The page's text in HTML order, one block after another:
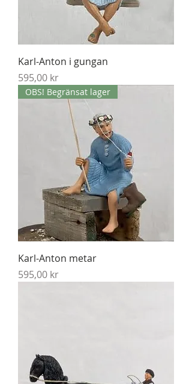
Karl-Anton i gungan
Pris
595,00 kr
OBS! Begränsat lager
Karl-Anton metar
Pris
595,00 kr